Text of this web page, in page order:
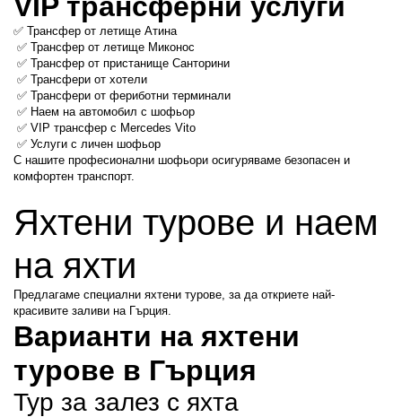
✅ Трансфер от летище Атина
✅ Трансфер от летище Миконос
✅ Трансфер от пристанище Санторини
✅ Трансфери от хотели
✅ Трансфери от фериботни терминали
✅ Наем на автомобил с шофьор
✅ VIP трансфер с Mercedes Vito
✅ Услуги с личен шофьор
С нашите професионални шофьори осигуряваме безопасен и
комфортен транспорт.
Яхтени турове и наем
на яхти
Предлагаме специални яхтени турове, за да откриете най-
красивите заливи на Гърция.
Варианти на яхтени
турове в Гърция
Тур за залез с яхта